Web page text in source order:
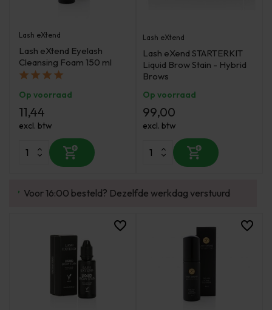
Lash eXtend
Lash eXtend Eyelash
Cleansing Foam 150 ml
Op voorraad
11,44
excl. btw
Lash eXtend
Lash eXend STARTERKIT
Liquid Brow Stain - Hybrid
Brows
Op voorraad
99,00
excl. btw
Enorm assortiment & alle bekende merken